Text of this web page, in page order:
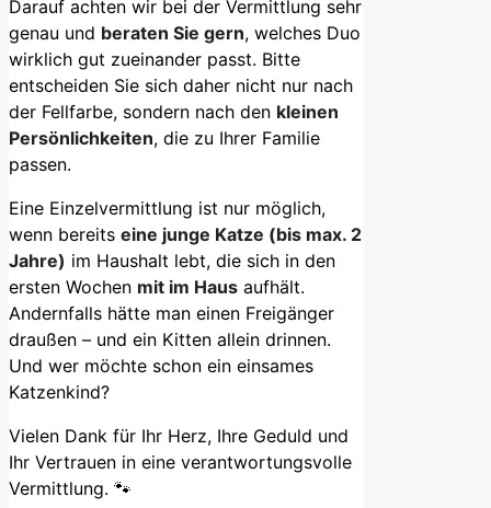
Darauf achten wir bei der Vermittlung sehr
genau und beraten Sie gern, welches Duo
wirklich gut zueinander passt. Bitte
entscheiden Sie sich daher nicht nur nach
der Fellfarbe, sondern nach den kleinen
Persönlichkeiten, die zu Ihrer Familie
passen.
Eine Einzelvermittlung ist nur möglich,
wenn bereits eine junge Katze (bis max. 2
Jahre) im Haushalt lebt, die sich in den
ersten Wochen mit im Haus aufhält.
Andernfalls hätte man einen Freigänger
draußen – und ein Kitten allein drinnen.
Und wer möchte schon ein einsames
Katzenkind?
Vielen Dank für Ihr Herz, Ihre Geduld und
Ihr Vertrauen in eine verantwortungsvolle
Vermittlung. 🐾